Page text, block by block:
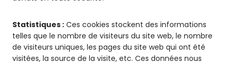
Statistiques : Ces cookies stockent des informations
telles que le nombre de visiteurs du site web, le nombre
de visiteurs uniques, les pages du site web qui ont été
visitées, la source de la visite, etc. Ces données nous